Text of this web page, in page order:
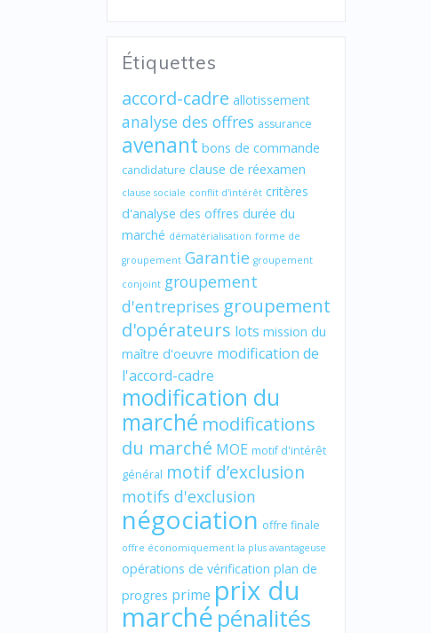
Étiquettes
accord-cadre allotissement
analyse des offres assurance
avenant bons de commande
candidature clause de réexamen
clause sociale conflit d'intérêt critères
d'analyse des offres durée du
marché dématérialisation forme de
groupement Garantie groupement
conjoint groupement
d'entreprises groupement
d'opérateurs lots mission du
maître d'oeuvre modification de
l'accord-cadre
modification du
marché modifications
du marché MOE motif d'intérêt
général motif d’exclusion
motifs d'exclusion
négociation offre finale
offre économiquement la plus avantageuse
opérations de vérification plan de
progres prime prix du
marché pénalités